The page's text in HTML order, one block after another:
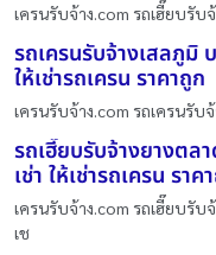
เครนรับจ้าง.com รถเฮี๊ยบรับ
รถเครนรับจ้างเสลภูมิ
ให้เช่ารถเครน ราคาถูก
เครนรับจ้าง.com รถเครนรับ
รถเฮี๊ยบรับจ้างยางตล
เช่า ให้เช่ารถเครน ราค
เครนรับจ้าง.com รถเฮี๊ยบรับ
เช